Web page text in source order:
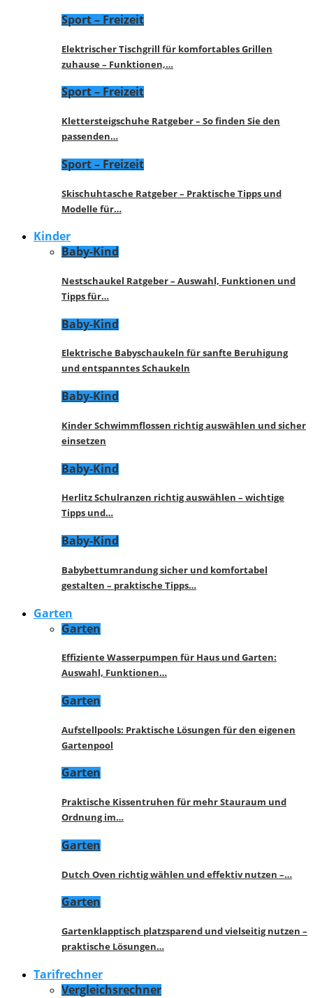
Sport – Freizeit
Elektrischer Tischgrill für komfortables Grillen
zuhause – Funktionen,…
Sport – Freizeit
Klettersteigschuhe Ratgeber – So finden Sie den
passenden…
Sport – Freizeit
Skischuhtasche Ratgeber – Praktische Tipps und
Modelle für…
Kinder
Baby-Kind
Nestschaukel Ratgeber – Auswahl, Funktionen und
Tipps für…
Baby-Kind
Elektrische Babyschaukeln für sanfte Beruhigung
und entspanntes Schaukeln
Baby-Kind
Kinder Schwimmflossen richtig auswählen und sicher
einsetzen
Baby-Kind
Herlitz Schulranzen richtig auswählen – wichtige
Tipps und…
Baby-Kind
Babybettumrandung sicher und komfortabel
gestalten – praktische Tipps…
Garten
Garten
Effiziente Wasserpumpen für Haus und Garten:
Auswahl, Funktionen…
Garten
Aufstellpools: Praktische Lösungen für den eigenen
Gartenpool
Garten
Praktische Kissentruhen für mehr Stauraum und
Ordnung im…
Garten
Dutch Oven richtig wählen und effektiv nutzen –…
Garten
Gartenklapptisch platzsparend und vielseitig nutzen –
praktische Lösungen…
Tarifrechner
Vergleichsrechner